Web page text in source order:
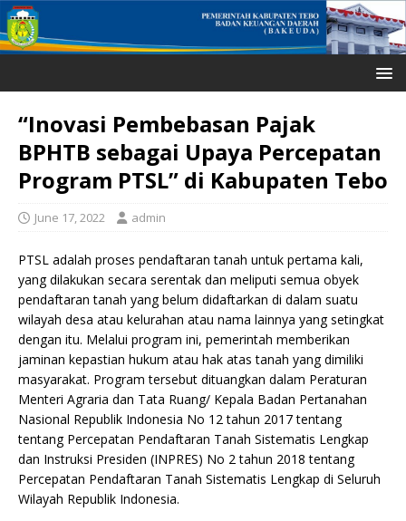
“Inovasi Pembebasan Pajak
BPHTB sebagai Upaya Percepatan
Program PTSL” di Kabupaten Tebo
June 17, 2022 admin
PTSL adalah proses pendaftaran tanah untuk pertama kali,
yang dilakukan secara serentak dan meliputi semua obyek
pendaftaran tanah yang belum didaftarkan di dalam suatu
wilayah desa atau kelurahan atau nama lainnya yang setingkat
dengan itu. Melalui program ini, pemerintah memberikan
jaminan kepastian hukum atau hak atas tanah yang dimiliki
masyarakat. Program tersebut dituangkan dalam Peraturan
Menteri Agraria dan Tata Ruang/ Kepala Badan Pertanahan
Nasional Republik Indonesia No 12 tahun 2017 tentang
tentang Percepatan Pendaftaran Tanah Sistematis Lengkap
dan Instruksi Presiden (INPRES) No 2 tahun 2018 tentang
Percepatan Pendaftaran Tanah Sistematis Lengkap di Seluruh
Wilayah Republik Indonesia.